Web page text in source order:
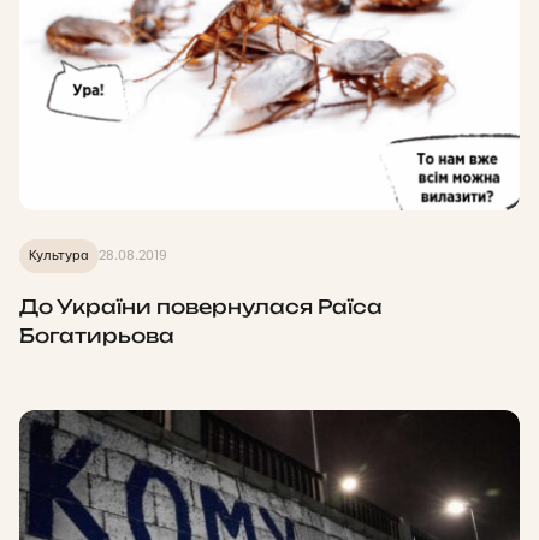
Культура 28.08.2019
До України повернулася Раїса
Богатирьова